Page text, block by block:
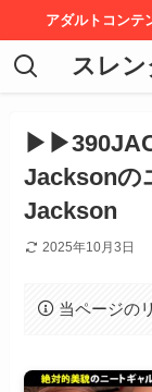
アダルトコンテ
スレン
Jacksonの
Jackson
2025年10月3日
当ページの